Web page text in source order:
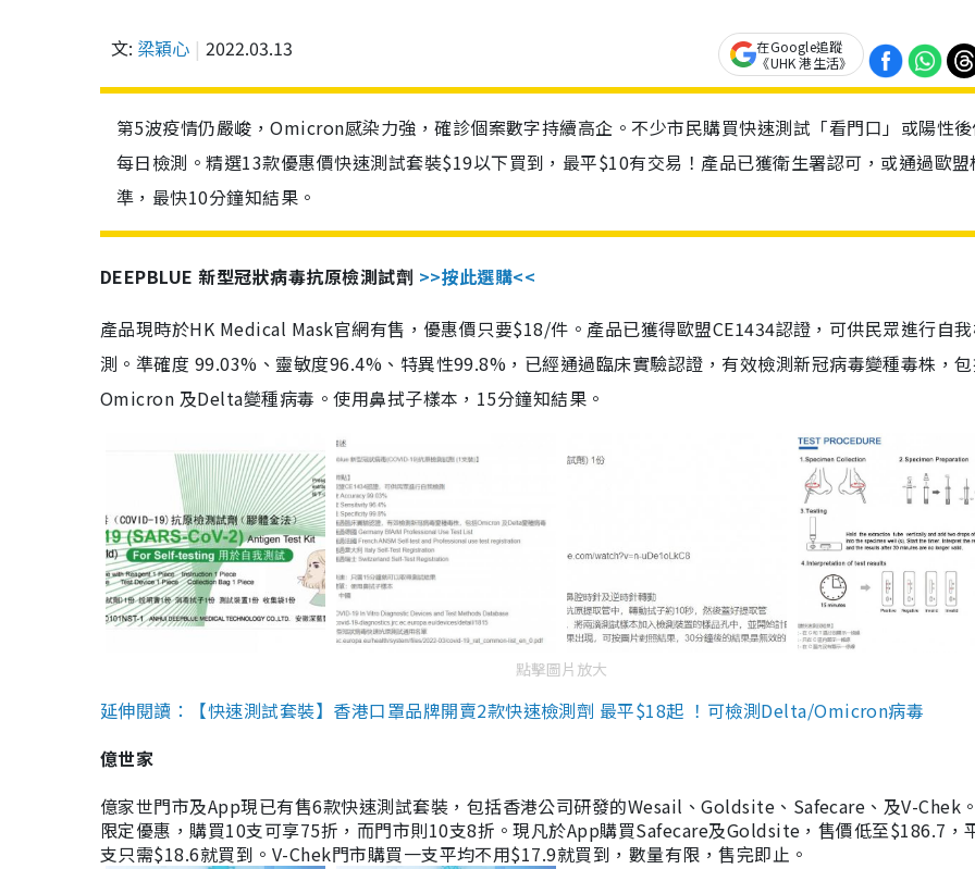
文: 梁穎心 2022.03.13
在Google追蹤
《UHK 港生活》
第5波疫情仍嚴峻，Omicron感染力強，確診個案數字持續高企。不少市民購買快速測試「看門口」或陽性
每日檢測。精選13款優惠價快速測試套裝$19以下買到，最平$10有交易！產品已獲衛生署認可，或通過歐盟
準，最快10分鐘知結果。
DEEPBLUE 新型冠狀病毒抗原檢測試劑 >>按此選購<<
產品現時於HK Medical Mask官網有售，優惠價只要$18/件。產品已獲得歐盟CE1434認證，可供民眾進行自
測。準確度 99.03%、靈敏度96.4%、特異性99.8%，已經通過臨床實驗認證，有效檢測新冠病毒變種毒株，
Omicron 及Delta變種病毒。使用鼻拭子樣本，15分鐘知結果。
點擊圖片放大
延伸閱讀：【快速測試套裝】香港口罩品牌開賣2款快速檢測劑 最平$18起 ！可檢測Delta/Omicron病毒
億世家
億家世門市及App現已有售6款快速測試套裝，包括香港公司研發的Wesail、Goldsite、Safecare、及V-Chek
限定優惠，購買10支可享75折，而門市則10支8折。現凡於App購買Safecare及Goldsite，售價低至$186.7，
支只需$18.6就買到。V-Chek門市購買一支平均不用$17.9就買到，數量有限，售完即止。